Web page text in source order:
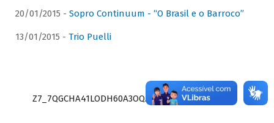
20/01/2015 - Sopro Continuum - “O Brasil e o Barroco”
13/01/2015 - Trio Puelli
Z7_7QGCHA41LODH60A3OQA8RN1415